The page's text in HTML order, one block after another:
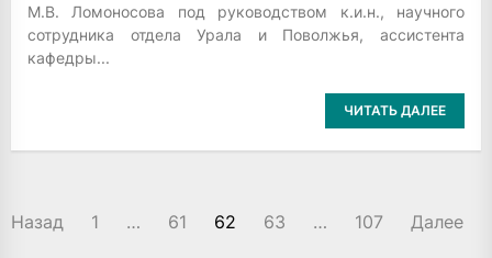
М.В. Ломоносова под руководством к.и.н., научного
сотрудника отдела Урала и Поволжья, ассистента
кафедры...
ЧИТАТЬ ДАЛЕЕ
ПАГИНАЦИЯ
Назад 1 … 61 62 63 … 107 Далее